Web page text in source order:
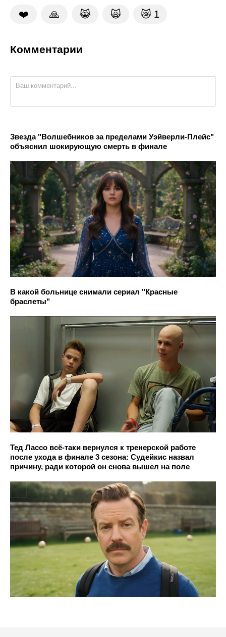
❤️ 🙏 😹 🙀 😿 1
Комментарии
Звезда "Волшебников за пределами Уэйверли-Плейс"
объяснил шокирующую смерть в финале
В какой больнице снимали сериал "Красные
браслеты"
Тед Лассо всё-таки вернулся к тренерской работе
после ухода в финале 3 сезона: Судейкис назвал
причину, ради которой он снова вышел на поле